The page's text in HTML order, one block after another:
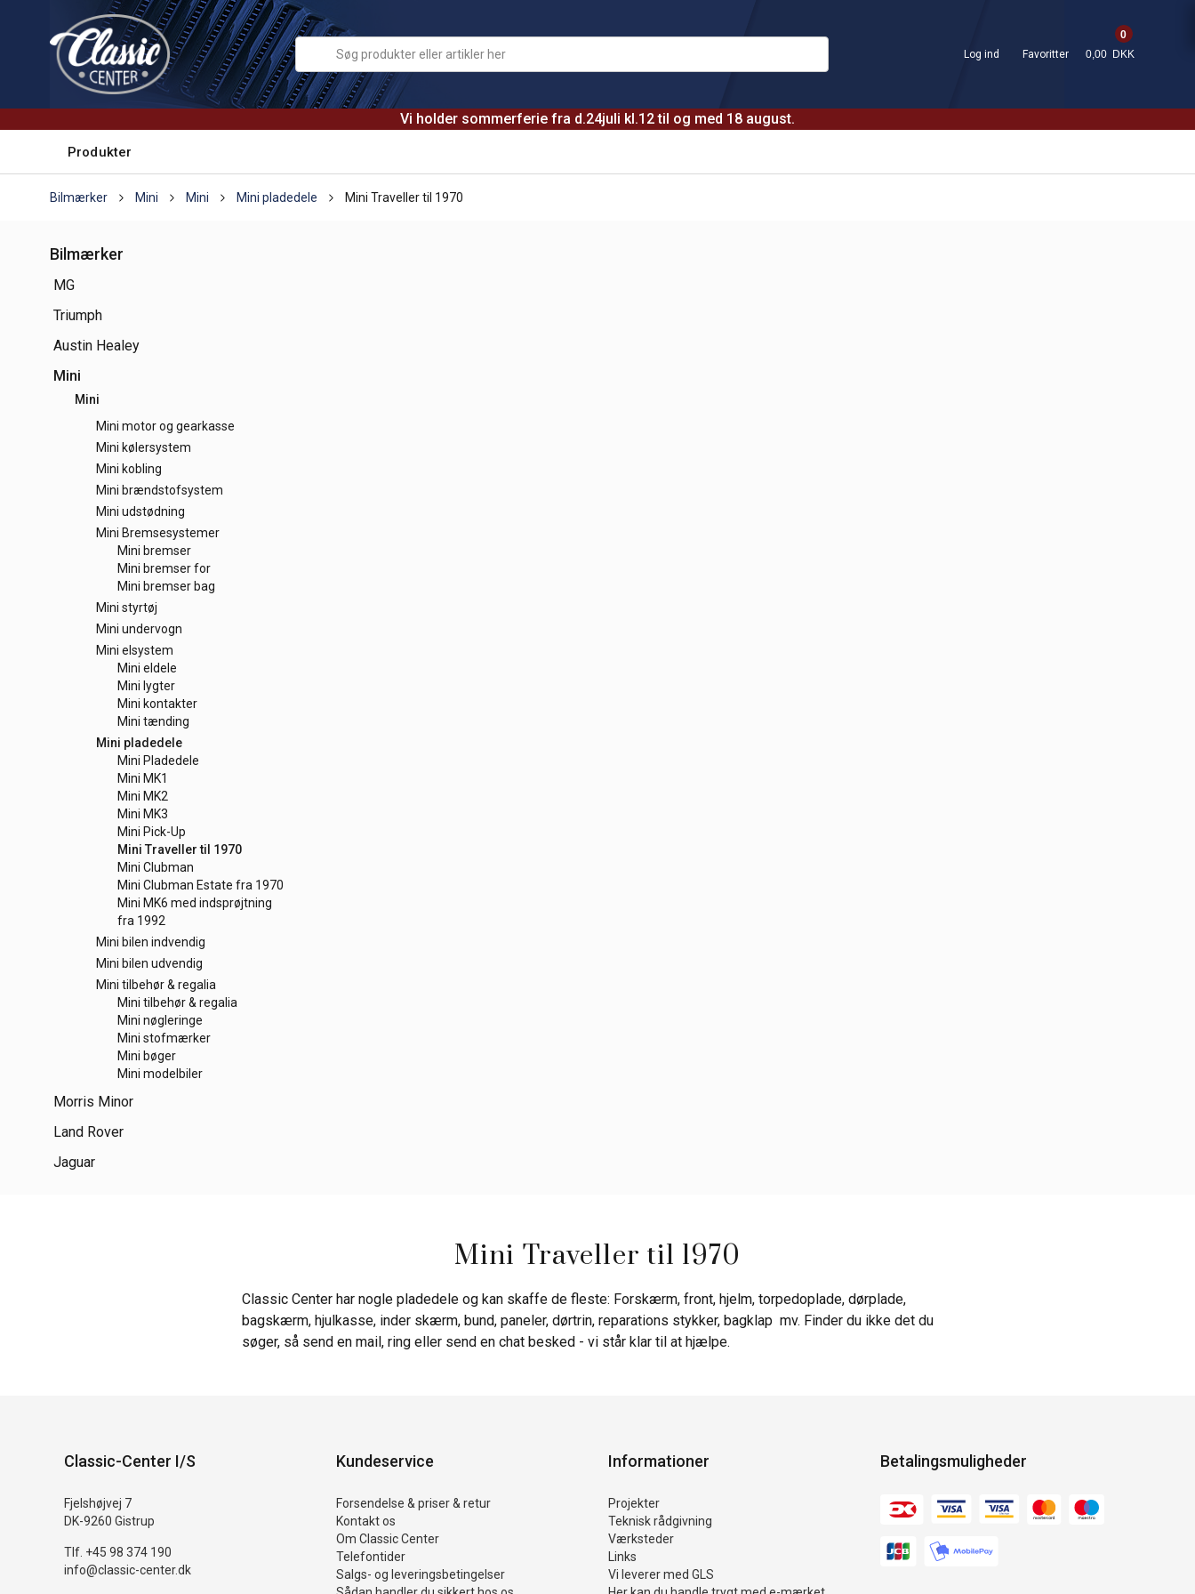
Vi holder sommerferie fra d.24juli kl.12 til og med 18 august.
Log ind Favoritter
0
0,00 DKK
Produkter
Bilmærker Mini Mini Mini pladedele Mini Traveller til 1970
Bilmærker
MG
Triumph
Austin Healey
Mini
Mini
Mini motor og gearkasse
Mini kølersystem
Mini kobling
Mini brændstofsystem
Mini udstødning
Mini Bremsesystemer
Mini bremser
Mini bremser for
Mini bremser bag
Mini styrtøj
Mini undervogn
Mini elsystem
Mini eldele
Mini lygter
Mini kontakter
Mini tænding
Mini pladedele
Mini Pladedele
Mini MK1
Mini MK2
Mini MK3
Mini Pick-Up
Mini Traveller til 1970
Mini Clubman
Mini Clubman Estate fra 1970
Mini MK6 med indsprøjtning
fra 1992
Mini bilen indvendig
Mini bilen udvendig
Mini tilbehør & regalia
Mini tilbehør & regalia
Mini nøgleringe
Mini stofmærker
Mini bøger
Mini modelbiler
Morris Minor
Land Rover
Jaguar
Mini Traveller til 1970
Classic Center har nogle pladedele og kan skaffe de fleste: Forskærm, front, hjelm, torpedoplade, dørplade,
bagskærm, hjulkasse, inder skærm, bund, paneler, dørtrin, reparations stykker, bagklap mv. Finder du ikke det du
søger, så send en mail, ring eller send en chat besked - vi står klar til at hjælpe.
Classic-Center I/S
Fjelshøjvej 7
DK-9260 Gistrup
Tlf. +45 98 374 190
info@classic-center.dk
Kundeservice
Forsendelse & priser & retur
Kontakt os
Om Classic Center
Telefontider
Salgs- og leveringsbetingelser
Informationer
Projekter
Teknisk rådgivning
Værksteder
Links
Vi leverer med GLS
Betalingsmuligheder